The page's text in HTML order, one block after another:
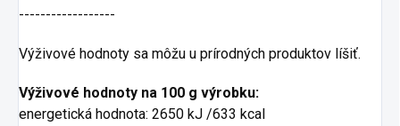
------------------
Výživové hodnoty sa môžu u prírodných produktov líšiť.
Výživové hodnoty na 100 g výrobku:
energetická hodnota: 2650 kJ /633 kcal